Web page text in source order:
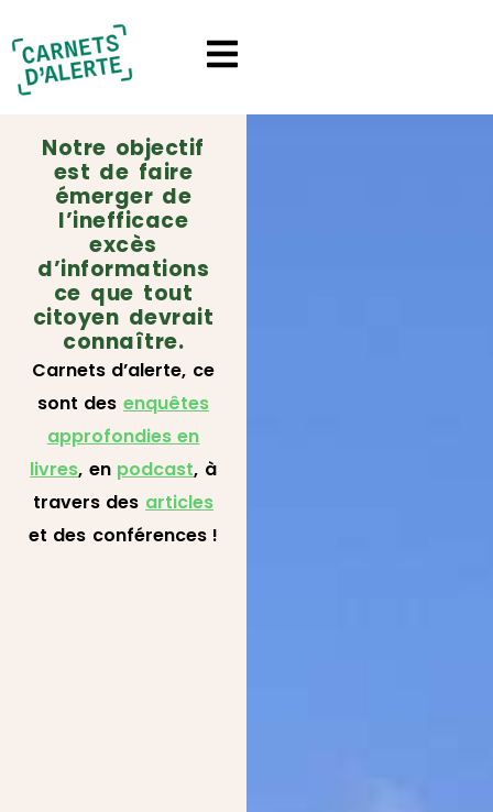
Notre objectif
est de faire
émerger de
l’inefficace
excès
d’informations
ce que tout
citoyen devrait
connaître.
Carnets d’alerte, ce
sont desenquêtes
approfondies en
livres, en podcast, à
travers des articles
et des conférences !